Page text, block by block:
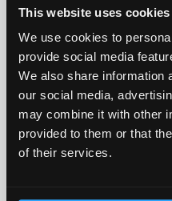
This website uses cookies
We use cookies to
provide social media
We also share information
our social media,
may combine it with other
provided to them or that
of their services.
Lösungen, die über
hinausgehen.